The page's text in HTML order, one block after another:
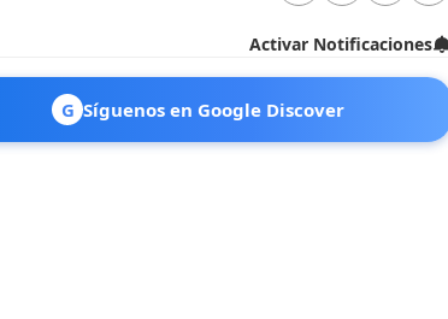
Activar Notificaciones
G Síguenos en Google Discover